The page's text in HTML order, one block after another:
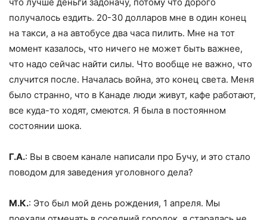
что лучше деньги задоначу, потому что дорого
получалось ездить. 20-30 долларов мне в один конец
на такси, а на автобусе два часа пилить. Мне на тот
момент казалось, что ничего не может быть важнее,
что надо сейчас найти силы. Что вообще не важно, что
случится после. Началась война, это конец света. Меня
было странно, что в Канаде люди живут, кафе работают,
все куда-то ходят, смеются. Я была в постоянном
состоянии шока.
Г.А.: Вы в своем канале написали про Бучу, и это стало
поводом для заведения уголовного дела?
М.К.: Это был мой день рождения, 1 апреля. Мы